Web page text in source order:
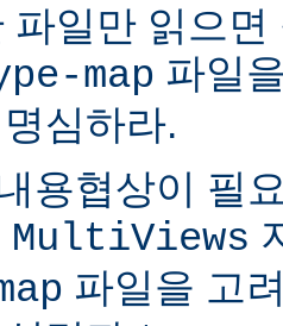
파일만 읽으
map 파일
심하라.
용협상이 필
파일을 고